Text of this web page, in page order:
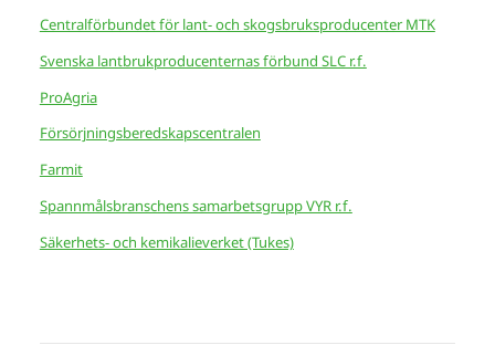
Centralförbundet för lant- och skogsbruksproducenter MTK
Svenska lantbrukproducenternas förbund SLC r.f.
ProAgria
Försörjningsberedskapscentralen
Farmit
Spannmålsbranschens samarbetsgrupp VYR r.f.
Säkerhets- och kemikalieverket (Tukes)